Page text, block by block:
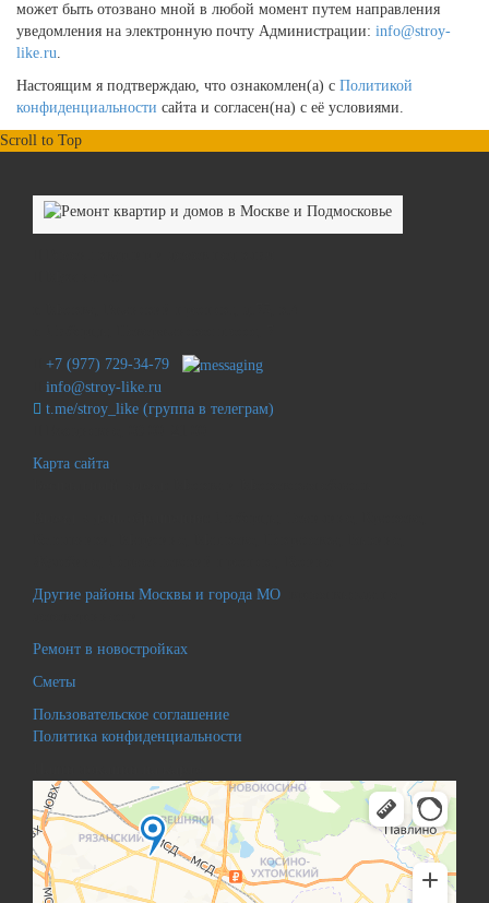
может быть отозвано мной в любой момент путем направления
уведомления на электронную почту Администрации: info@stroy-
like.ru.
Настоящим я подтверждаю, что ознакомлен(а) с Политикой
конфиденциальности сайта и согласен(на) с её условиями.
Scroll to Top
+7 (977) 729-34-79
info@stroy-like.ru
t.me/stroy_like (группа в телеграм)
Карта сайта
Другие районы Москвы и города МО
Ремонт в новостройках
Сметы
Пользовательское соглашение
Политика конфиденциальности